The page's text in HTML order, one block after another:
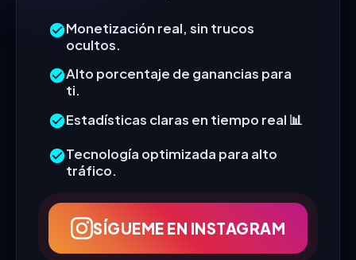
Monetización real, sin trucos
ocultos.
Alto porcentaje de ganancias para
ti.
Estadísticas claras en tiempo real 📊
Tecnología optimizada para alto
tráfico.
SÍGUEME EN INSTAGRAM